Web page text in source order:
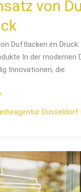
von
Duftlacken im
In der modernen
Innovationen, die
Düsseldorf